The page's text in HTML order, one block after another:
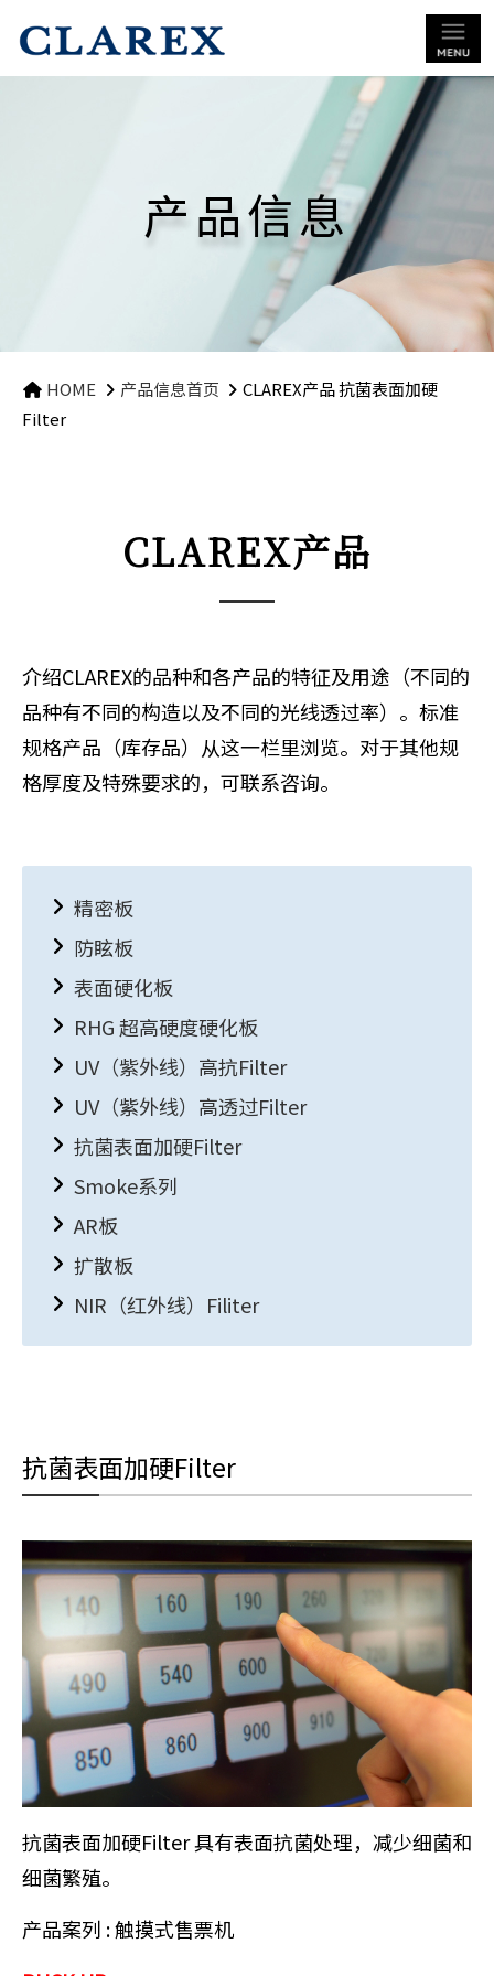
产品信息
HOME 产品信息首页
CLAREX产品 抗菌表面加硬
Filter
CLAREX产品
介绍CLAREX的品种和各产品的特征及用途（不同的
品种有不同的构造以及不同的光线透过率）。标准
规格产品（库存品）从这一栏里浏览。对于其他规
格厚度及特殊要求的，可联系咨询。
精密板
防眩板
表面硬化板
RHG 超高硬度硬化板
UV（紫外线）高抗Filter
UV（紫外线）高透过Filter
抗菌表面加硬Filter
Smoke系列
AR板
扩散板
NIR（红外线）Filiter
抗菌表面加硬Filter
抗菌表面加硬Filter 具有表面抗菌处理，减少细菌和
细菌繁殖。
产品案列 : 触摸式售票机